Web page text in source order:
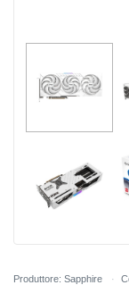
Produttore: Sapphire